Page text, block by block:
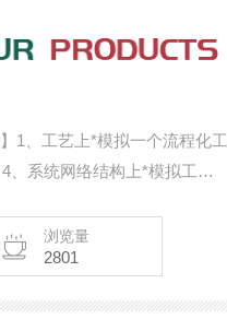
1、工艺上*模拟一个流程化工
、系统网络结构上*模拟工厂
浏览量
2801